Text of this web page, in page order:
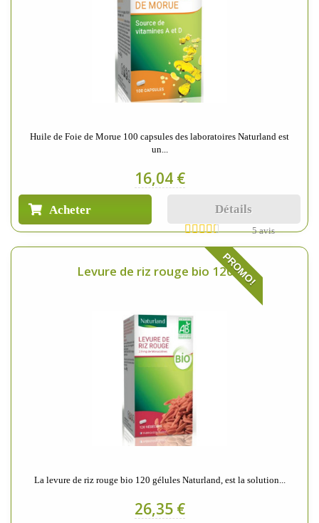
Huile de Foie de Morue 100 capsules des laboratoires Naturland est
un...
16,04 €
Acheter Détails
5 avis
Levure de riz rouge bio 120...
PROMO!
La levure de riz rouge bio 120 gélules Naturland, est la solution...
26,35 €